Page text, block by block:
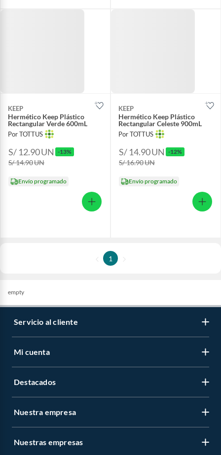
KEEP
Hermético Keep Plástico
Rectangular Verde 600mL
Por TOTTUS
S/ 12.90UN -13%
S/ 14.90UN
Envío programado
KEEP
Hermético Keep Plástico
Rectangular Celeste 900mL
Por TOTTUS
S/ 14.90UN -12%
S/ 16.90UN
Envío programado
1
empty
Servicio al cliente
Mi cuenta
Destacados
Nuestra empresa
Nuestras empresas